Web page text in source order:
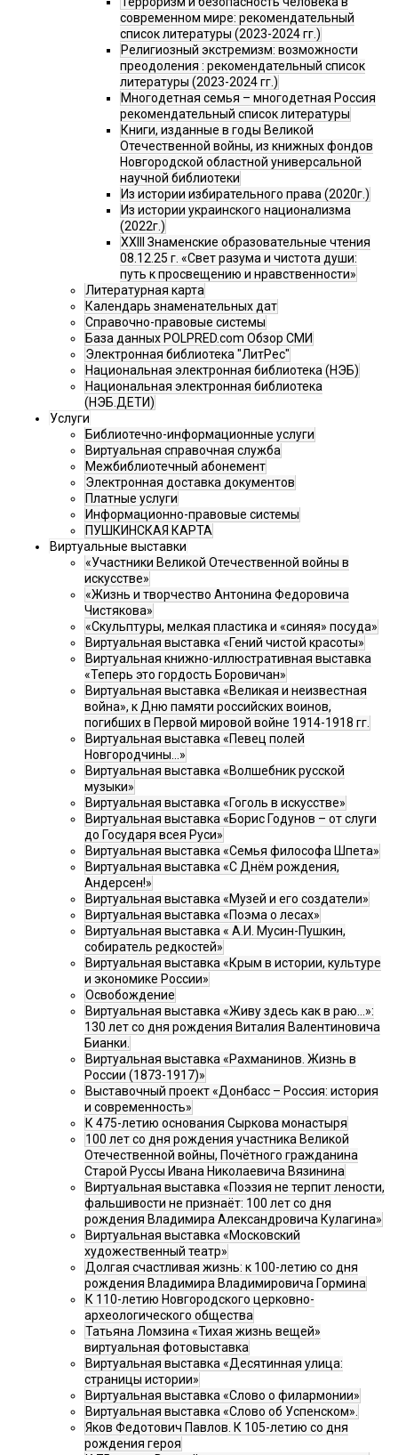
современном мире: рекомендательный
список литературы (2023-2024 гг.)
Религиозный экстремизм: возможности
преодоления : рекомендательный список
литературы (2023-2024 гг.)
Многодетная семья – многодетная Россия
рекомендательный список литературы
Книги, изданные в годы Великой
Отечественной войны, из книжных фондов
Новгородской областной универсальной
научной библиотеки
Из истории избирательного права (2020г.)
Из истории украинского национализма
(2022г.)
XXIII Знаменские образовательные чтения
08.12.25 г. «Свет разума и чистота души:
путь к просвещению и нравственности»
Литературная карта
Календарь знаменательных дат
Справочно-правовые системы
База данных POLPRED.com Обзор СМИ
Электронная библиотека "ЛитРес"
Национальная электронная библиотека (НЭБ)
Национальная электронная библиотека
(НЭБ.ДЕТИ)
Услуги
Библиотечно-информационные услуги
Виртуальная справочная служба
Межбиблиотечный абонемент
Электронная доставка документов
Платные услуги
Информационно-правовые системы
ПУШКИНСКАЯ КАРТА
Виртуальные выставки
«Участники Великой Отечественной войны в
искусстве»
«Жизнь и творчество Антонина Федоровича
Чистякова»
«Скульптуры, мелкая пластика и «синяя» посуда»
Виртуальная выставка «Гений чистой красоты»
Виртуальная книжно-иллюстративная выставка
«Теперь это гордость Боровичан»
Виртуальная выставка «Великая и неизвестная
война», к Дню памяти российских воинов,
погибших в Первой мировой войне 1914-1918 гг.
Виртуальная выставка «Певец полей
Новгородчины…»
Виртуальная выставка «Волшебник русской
музыки»
Виртуальная выставка «Гоголь в искусстве»
Виртуальная выставка «Борис Годунов – от слуги
до Государя всея Руси»
Виртуальная выставка «Семья философа Шпета»
Виртуальная выставка «С Днём рождения,
Андерсен!»
Виртуальная выставка «Музей и его создатели»
Виртуальная выставка «Поэма о лесах»
Виртуальная выставка « А.И. Мусин-Пушкин,
собиратель редкостей»
Виртуальная выставка «Крым в истории, культуре
и экономике России»
Освобождение
Виртуальная выставка «Живу здесь как в раю…»:
130 лет со дня рождения Виталия Валентиновича
Бианки.
Виртуальная выставка «Рахманинов. Жизнь в
России (1873-1917)»
Выставочный проект «Донбасс – Россия: история
и современность»
К 475-летию основания Сыркова монастыря
100 лет со дня рождения участника Великой
Отечественной войны, Почётного гражданина
Старой Руссы Ивана Николаевича Вязинина
Виртуальная выставка «Поэзия не терпит лености,
фальшивости не признаёт: 100 лет со дня
рождения Владимира Александровича Кулагина»
Виртуальная выставка «Московский
художественный театр»
Долгая счастливая жизнь: к 100-летию со дня
рождения Владимира Владимировича Гормина
К 110-летию Новгородского церковно-
археологического общества
Татьяна Ломзина «Тихая жизнь вещей»
виртуальная фотовыставка
Виртуальная выставка «Десятинная улица:
страницы истории»
Виртуальная выставка «Слово о филармонии»
Виртуальная выставка «Слово об Успенском».
Яков Федотович Павлов. К 105-летию со дня
рождения героя